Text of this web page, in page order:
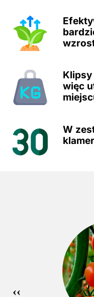
Klipsy
więc
W